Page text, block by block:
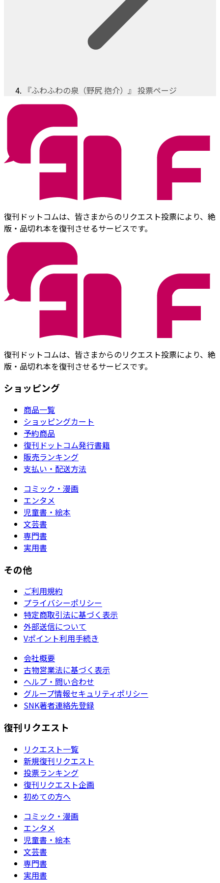
『ふわふわの泉（野尻 抱介）』 投票ページ
復刊ドットコムは、皆さまからのリクエスト投票により、絶
版・品切れ本を復刊させるサービスです。
復刊ドットコムは、皆さまからのリクエスト投票により、絶
版・品切れ本を復刊させるサービスです。
ショッピング
商品一覧
ショッピングカート
予約商品
復刊ドットコム発行書籍
販売ランキング
支払い・配送方法
コミック・漫画
エンタメ
児童書・絵本
文芸書
専門書
実用書
その他
ご利用規約
プライバシーポリシー
特定商取引法に基づく表示
外部送信について
Vポイント利用手続き
会社概要
古物営業法に基づく表示
ヘルプ・問い合わせ
グループ情報セキュリティポリシー
SNK著者連絡先登録
復刊リクエスト
リクエスト一覧
新規復刊リクエスト
投票ランキング
復刊リクエスト企画
初めての方へ
コミック・漫画
エンタメ
児童書・絵本
文芸書
専門書
実用書